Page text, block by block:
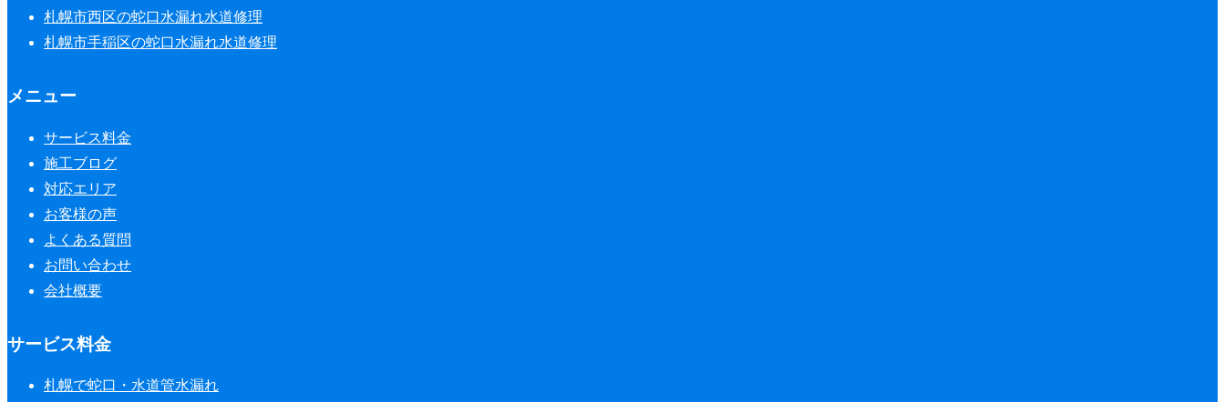
札幌市西区の蛇口水漏れ水道修理
札幌市手稲区の蛇口水漏れ水道修理
メニュー
サービス料金
施工ブログ
対応エリア
お客様の声
よくある質問
お問い合わせ
会社概要
サービス料金
札幌で蛇口・水道管水漏れ